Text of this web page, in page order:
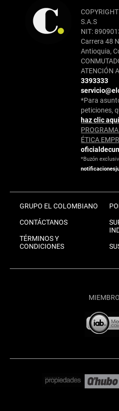
S.A.S
NIT:
Carrera 48
Antioquia,
ATENCIÓN
3393333
*Para
peticiones,
haz clic
ÉTICA
*Buzón
GRUPO EL COLOMBIANO
CONTÁCTANOS
TÉRMINOS Y
CONDICIONES